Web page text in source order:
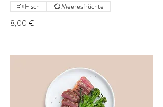
8,00 €
Fisch Meeresfrüchte